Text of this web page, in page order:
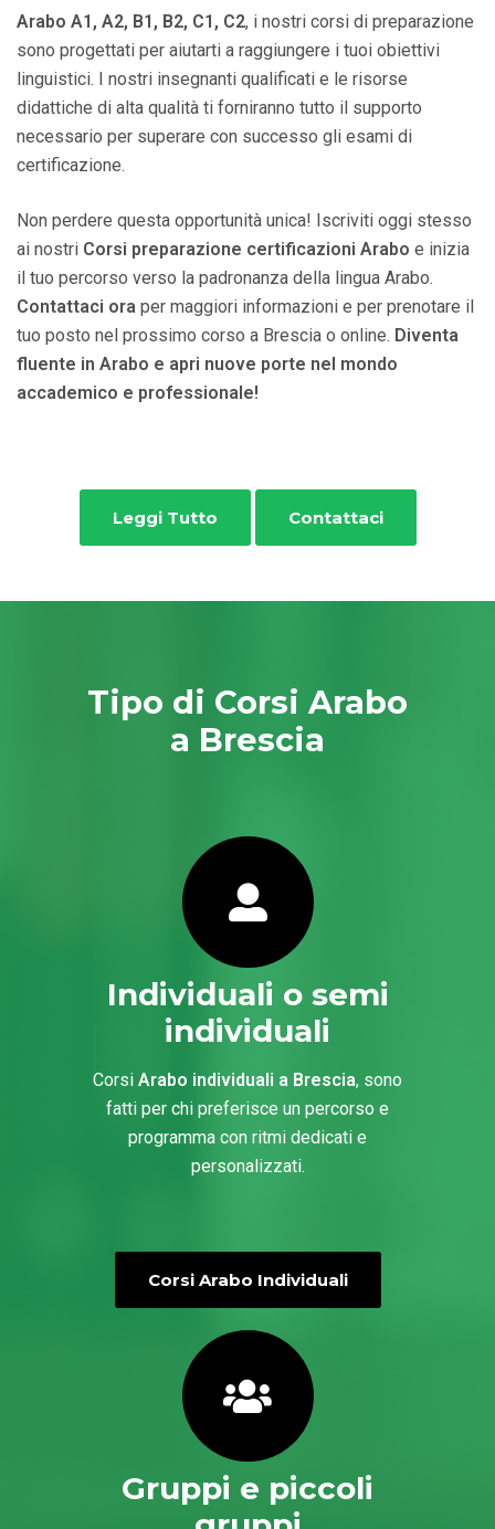
Arabo A1, A2, B1, B2, C1, C2, i nostri corsi di preparazione
sono progettati per aiutarti a raggiungere i tuoi obiettivi
linguistici. I nostri insegnanti qualificati e le risorse
didattiche di alta qualità ti forniranno tutto il supporto
necessario per superare con successo gli esami di
certificazione.
Non perdere questa opportunità unica! Iscriviti oggi stesso
ai nostri Corsi preparazione certificazioni Arabo e inizia
il tuo percorso verso la padronanza della lingua Arabo.
Contattaci ora per maggiori informazioni e per prenotare il
tuo posto nel prossimo corso a Brescia o online. Diventa
fluente in Arabo e apri nuove porte nel mondo
accademico e professionale!
Leggi Tutto Contattaci
Tipo di Corsi Arabo
a Brescia
Individuali o semi
individuali
Corsi Arabo individuali a Brescia, sono
fatti per chi preferisce un percorso e
programma con ritmi dedicati e
personalizzati.
Corsi Arabo Individuali
Gruppi e piccoli